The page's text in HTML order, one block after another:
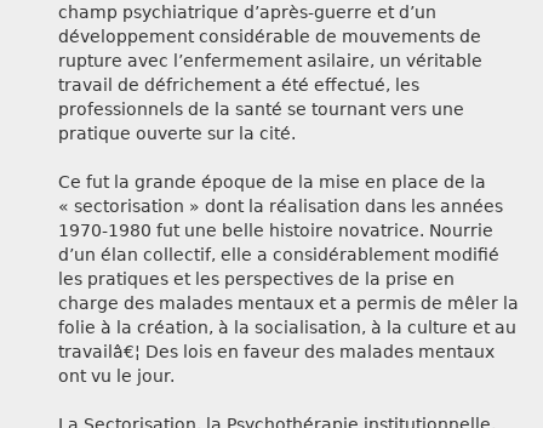
champ psychiatrique d’après-guerre et d’un
développement considérable de mouvements de
rupture avec l’enfermement asilaire, un véritable
travail de défrichement a été effectué, les
professionnels de la santé se tournant vers une
pratique ouverte sur la cité.
Ce fut la grande époque de la mise en place de la
« sectorisation » dont la réalisation dans les années
1970-1980 fut une belle histoire novatrice. Nourrie
d’un élan collectif, elle a considérablement modifié
les pratiques et les perspectives de la prise en
charge des malades mentaux et a permis de mêler la
folie à la création, à la socialisation, à la culture et au
travailâ€¦ Des lois en faveur des malades mentaux
ont vu le jour.